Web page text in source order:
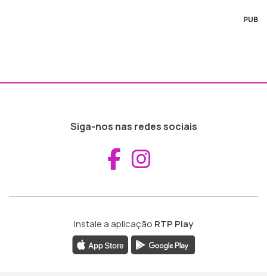
PUB
Siga-nos nas redes sociais
Aceder ao
Instale a aplicação RTP Play